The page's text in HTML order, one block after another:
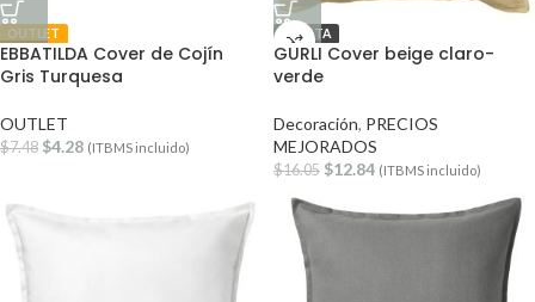
OUTLET
EBBATILDA Cover de Cojín
Gris Turquesa
OUTLET
$7.48 $4.28 (ITBMS incluido)
OFERTA
GURLI Cover beige claro-
verde
Decoración, PRECIOS
MEJORADOS
$16.05 $12.84 (ITBMS incluido)